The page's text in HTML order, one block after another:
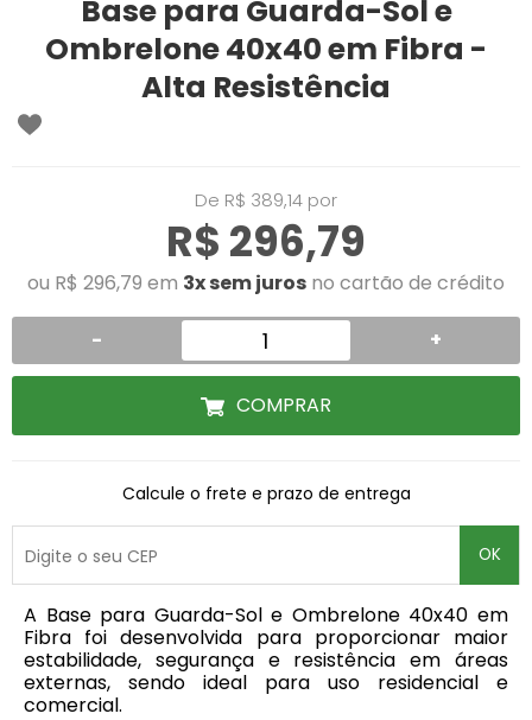
Base para Guarda-Sol e
Ombrelone 40x40 em Fibra -
Alta Resistência
De R$ 389,14 por
R$ 296,79
ou R$ 296,79 em 3x sem juros no cartão de crédito
- +
COMPRAR
Calcule o frete e prazo de entrega
OK
A Base para Guarda-Sol e Ombrelone 40x40 em
Fibra foi desenvolvida para proporcionar maior
estabilidade, segurança e resistência em áreas
externas, sendo ideal para uso residencial e
comercial.